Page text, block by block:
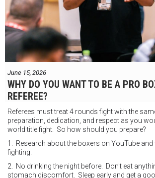
June 15, 2026
WHY DO YOU WANT TO BE A PRO
REFEREE?
Referees must treat 4 rounds fight with the
preparation, dedication, and respect as you
world title fight. So how should you prepare?
1. Research about the boxers on YouTube and
fighting.
2. No drinking the night before. Don't eat
stomach discomfort. Sleep early and get a